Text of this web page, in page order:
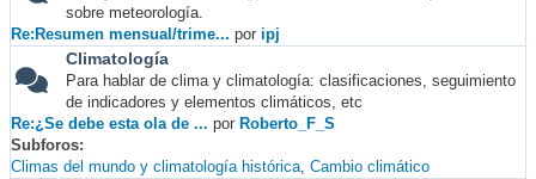
sobre meteorología.
Re:Resumen mensual/trime... por ipj
Climatología
Para hablar de clima y climatología: clasificaciones, seguimiento
de indicadores y elementos climáticos, etc
Re:¿Se debe esta ola de ... por Roberto_F_S
Subforos
Climas del mundo y climatología histórica Cambio climático